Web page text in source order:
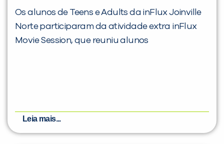
Os alunos de Teens e Adults da inFlux Joinville
Norte participaram da atividade extra inFlux
Movie Session, que reuniu alunos
Leia mais...